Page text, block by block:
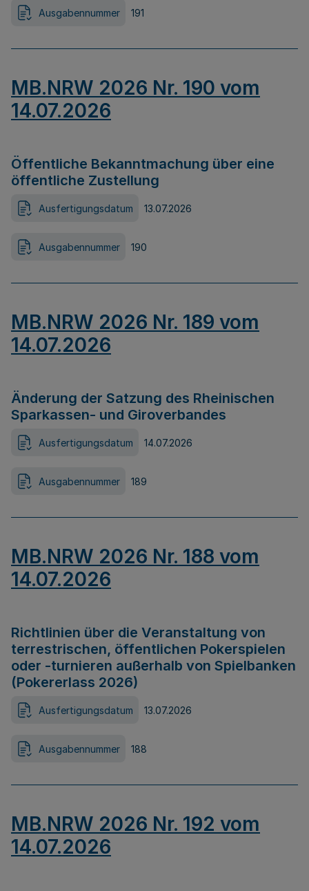
Ausgabennummer 191
MB.NRW 2026 Nr. 190 vom
14.07.2026
Öffentliche Bekanntmachung über eine
öffentliche Zustellung
Ausfertigungsdatum 13.07.2026
Ausgabennummer 190
MB.NRW 2026 Nr. 189 vom
14.07.2026
Änderung der Satzung des Rheinischen
Sparkassen- und Giroverbandes
Ausfertigungsdatum 14.07.2026
Ausgabennummer 189
MB.NRW 2026 Nr. 188 vom
14.07.2026
Richtlinien über die Veranstaltung von
terrestrischen, öffentlichen Pokerspielen
oder -turnieren außerhalb von Spielbanken
(Pokererlass 2026)
Ausfertigungsdatum 13.07.2026
Ausgabennummer 188
MB.NRW 2026 Nr. 192 vom
14.07.2026